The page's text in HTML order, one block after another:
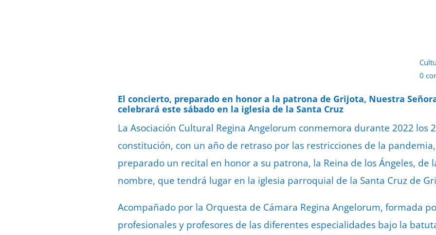
0
El concierto, preparado en honor a la patrona de Grijota, Nuestra
celebrará este sábado en la iglesia de la Santa Cruz
La Asociación Cultural Regina Angelorum conmemora durante 2022 los
constitución, con un año de retraso por las restricciones de la
preparado un recital en honor a su patrona, la Reina de los Ángeles, de
nombre, que tendrá lugar en la iglesia parroquial de la Santa Cruz de
Acompañado por la Orquesta de Cámara Regina Angelorum, formada
profesionales y profesores de las diferentes especialidades bajo la